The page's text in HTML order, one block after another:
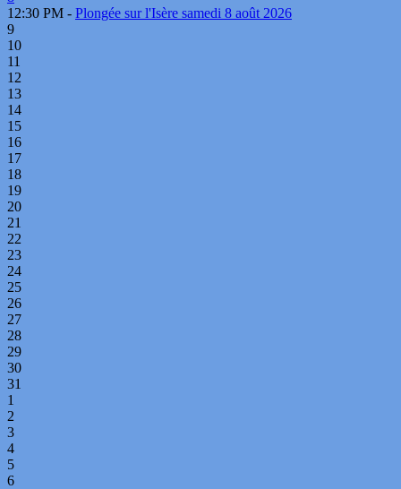
12:30 PM - Plongée sur l'Isère samedi 8 août 2026
9
10
11
12
13
14
15
16
17
18
19
20
21
22
23
24
25
26
27
28
29
30
31
1
2
3
4
5
6